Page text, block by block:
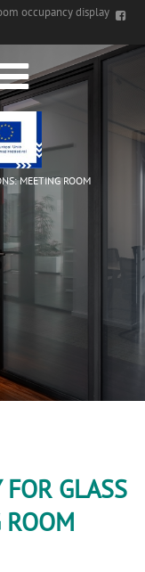
occupancy display
MEETING ROOM
GLASS